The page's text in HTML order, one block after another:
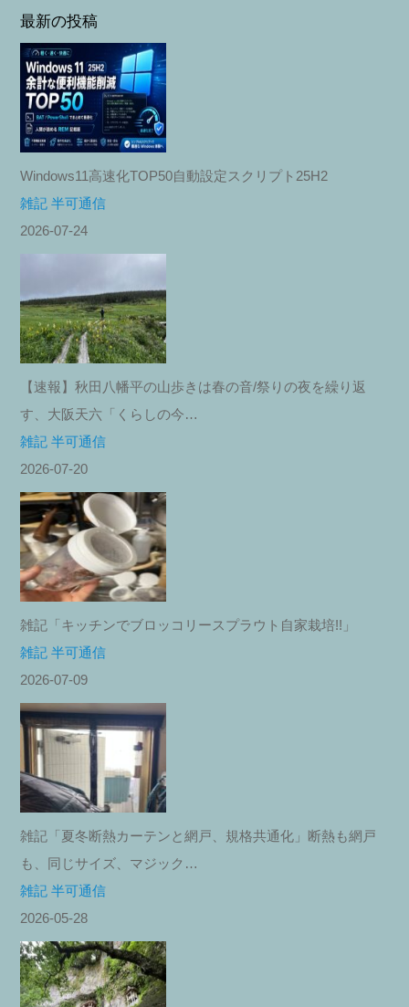
最新の投稿
Windows11高速化TOP50自動設定スクリプト25H2
雑記 半可通信
2026-07-24
【速報】秋田八幡平の山歩きは春の音/祭りの夜を繰り返
す、大阪天六「くらしの今…
雑記 半可通信
2026-07-20
雑記「キッチンでブロッコリースプラウト自家栽培!!」
雑記 半可通信
2026-07-09
雑記「夏冬断熱カーテンと網戸、規格共通化」断熱も網戸
も、同じサイズ、マジック…
雑記 半可通信
2026-05-28